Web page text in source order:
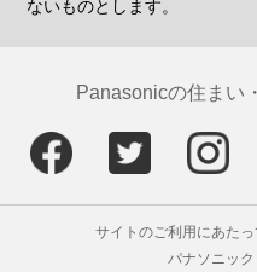
ないものとします。
Panasonicの住まい
サイトのご利用にあたっ
パナソニッ